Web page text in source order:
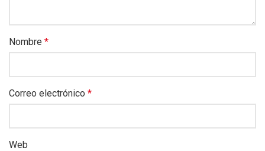
Nombre *
Correo electrónico *
Web